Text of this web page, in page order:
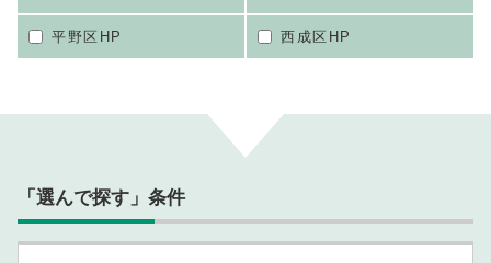
平野区HP 西成区HP
「選んで探す」条件